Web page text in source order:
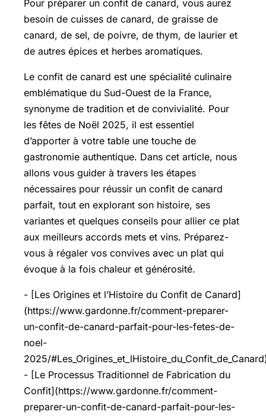
Pour préparer un confit de canard, vous aurez
besoin de cuisses de canard, de graisse de
canard, de sel, de poivre, de thym, de laurier et
de autres épices et herbes aromatiques.
Le confit de canard est une spécialité culinaire
emblématique du Sud-Ouest de la France,
synonyme de tradition et de convivialité. Pour
les fêtes de Noël 2025, il est essentiel
d’apporter à votre table une touche de
gastronomie authentique. Dans cet article, nous
allons vous guider à travers les étapes
nécessaires pour réussir un confit de canard
parfait, tout en explorant son histoire, ses
variantes et quelques conseils pour allier ce plat
aux meilleurs accords mets et vins. Préparez-
vous à régaler vos convives avec un plat qui
évoque à la fois chaleur et générosité.
- [Les Origines et l’Histoire du Confit de Canard]
(https://www.gardonne.fr/comment-preparer-
un-confit-de-canard-parfait-pour-les-fetes-de-
noel-
2025/
- [Le Processus Traditionnel de Fabrication du
Confit](https://www.gardonne.fr/comment-
preparer-un-confit-de-canard-parfait-pour-les-